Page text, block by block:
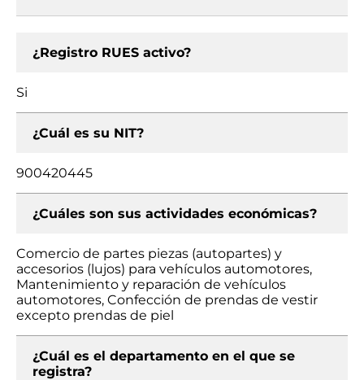
¿Registro RUES activo?
Si
¿Cuál es su NIT?
900420445
¿Cuáles son sus actividades económicas?
Comercio de partes piezas (autopartes) y
accesorios (lujos) para vehículos automotores,
Mantenimiento y reparación de vehículos
automotores, Confección de prendas de vestir
excepto prendas de piel
¿Cuál es el departamento en el que se
registra?